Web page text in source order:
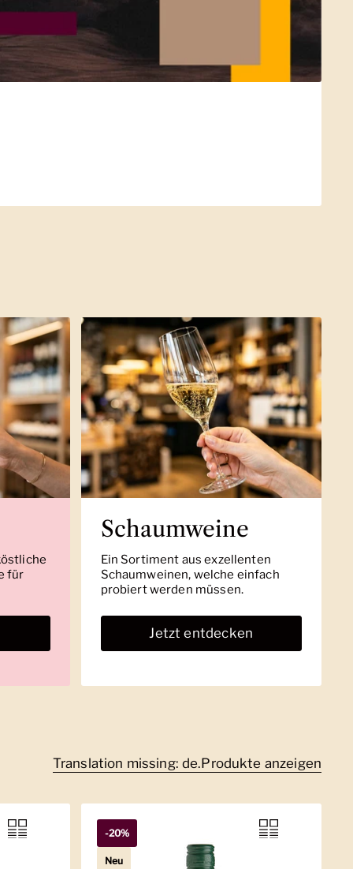
für
Schaumweine
Ein Sortiment aus exzellenten
Schaumweinen, welche einfach
probiert werden müssen.
Jetzt entdecken
Translation missing: de.Produkte anzeigen
-20%
Neu